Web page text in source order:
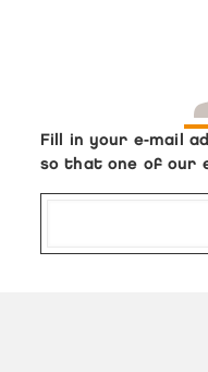
Fill in your e-mail
so that one of our